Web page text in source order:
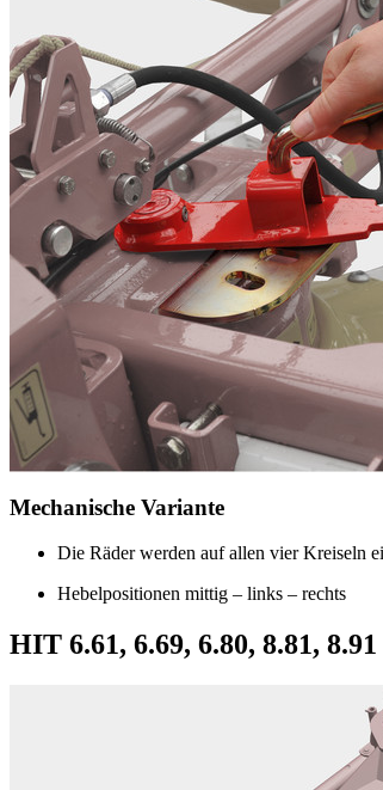
Mechanische Variante
Die Räder werden auf allen vier Kreiseln
Hebelpositionen mittig – links – rechts
HIT 6.61, 6.69, 6.80, 8.81, 8.91